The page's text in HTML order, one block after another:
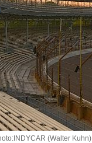
(Walter Kuhn)